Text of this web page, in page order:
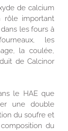
de calcium
rôle important
les fours à
les
la coulée,
de Calcinor
le HAE que
une double
du soufre et
du